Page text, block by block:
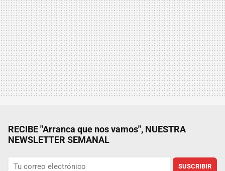
RECIBE "Arranca que nos vamos", NUESTRA
NEWSLETTER SEMANAL
SUSCRIBIR